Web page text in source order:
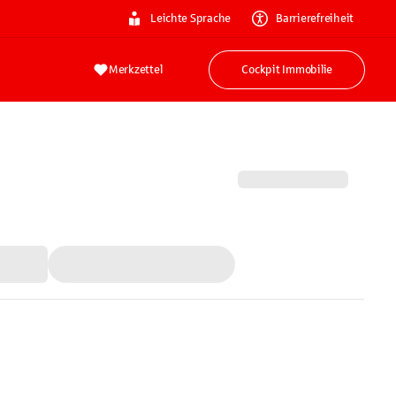
Leichte Sprache Barrierefreiheit
Merkzettel Cockpit Immobilie